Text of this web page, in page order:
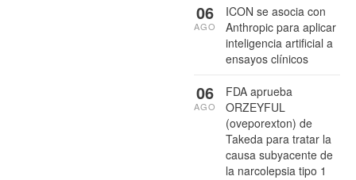
ICON se asocia con
Anthropic para aplicar
inteligencia artificial a
ensayos clínicos
06
AGO
FDA aprueba
ORZEYFUL
(oveporexton) de
Takeda para tratar la
causa subyacente de
la narcolepsia tipo 1
06
AGO